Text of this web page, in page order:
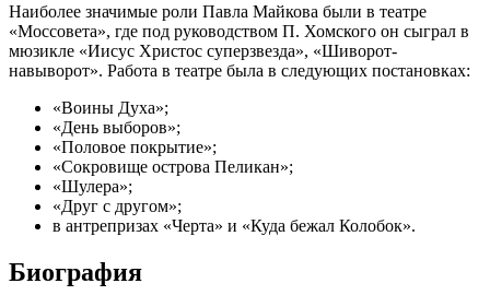
Наиболее значимые роли Павла Майкова были в театре
«Моссовета», где под руководством П. Хомского он сыграл в
мюзикле «Иисус Христос суперзвезда», «Шиворот-
навыворот». Работа в театре была в следующих постановках:
«Воины Духа»;
«День выборов»;
«Половое покрытие»;
«Сокровище острова Пеликан»;
«Шулера»;
«Друг с другом»;
в антрепризах «Черта» и «Куда бежал Колобок».
Биография